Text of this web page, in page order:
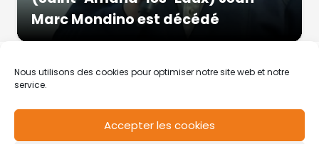
Nous utilisons des cookies pour optimiser notre site web et notre
service.
Accepter les cookies
Marc Mondino est décédé